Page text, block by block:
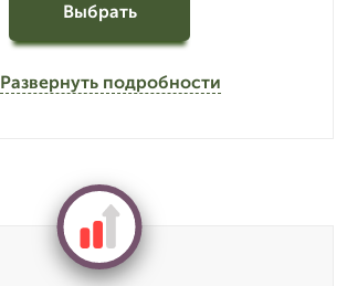
Выбрать
Развернуть подробности